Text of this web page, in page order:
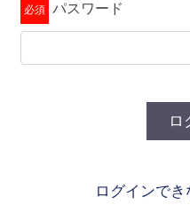
パスワード
ロ
ログインで